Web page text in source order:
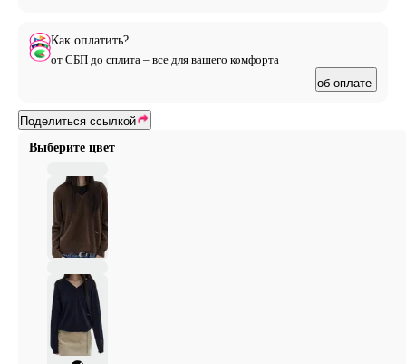
Выберите цвет
Как оплатить?
от СБП до сплита – все для вашего комфорта
об оплате
Поделиться ссылкой